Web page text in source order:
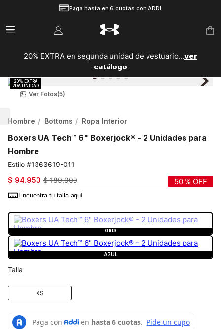
Paga hasta en 6 cuotas con ADDI
20% EXTRA en segunda unidad de vestuario...ver
catálogo
Ver Fotos(5)
Hombre Bottoms Ropa Interior
Boxers UA Tech™ 6" Boxerjock® - 2 Unidades para
Hombre
1363619-011
$ 94.950 $ 189.900 50 % OFF
Encuentra tu talla aquí
GRIS
AZUL
Talla
XS